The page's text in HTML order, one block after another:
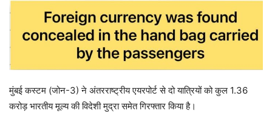
मुंबई कस्टम (जोन-3) ने अंतरराष्ट्रीय एयरपोर्ट से दो यात्रियों को कुल 1.36
करोड़ भारतीय मूल्य की विदेशी मुद्रा समेत गिरफ्तार किया है।